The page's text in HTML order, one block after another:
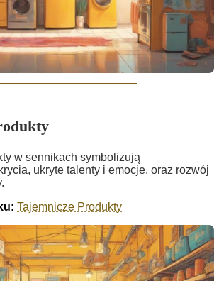
w sennikach symbolizują
ukryte talenty i emocje, oraz rozwój
Tajemnicze Produkty